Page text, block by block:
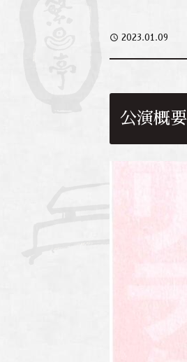
access_time 2023.01.09
公演概要